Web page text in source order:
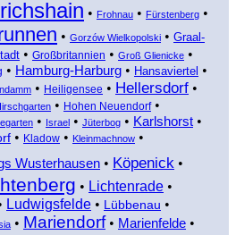
• Frohnau • Fürstenberg •
• Gorzów Wielkopolski • Graal-
• Großbritannien • Groß Glienicke •
• Hamburg-Harburg • Hansaviertel •
• Heiligensee • Hellersdorf •
• Hohen Neuendorf•
• Israel • Jüterbog • Karlshorst •
• Kladow • Kleinmachnow •
Wusterhausen • Köpenick •
• Lichtenrade •
Ludwigsfelde • Lübbenau •
• Mariendorf• Marienfelde •